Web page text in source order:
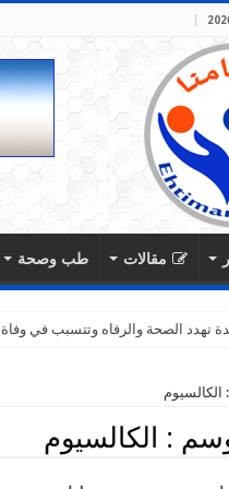
مقالات طب وصحة
تهدد الصحة والرفاه وتتسبب في وفاة
الكالسيوم
: الكالسيوم